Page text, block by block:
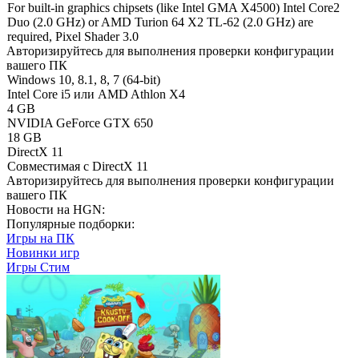
For built-in graphics chipsets (like Intel GMA X4500) Intel Core2
Duo (2.0 GHz) or AMD Turion 64 X2 TL-62 (2.0 GHz) are
required, Pixel Shader 3.0
Авторизируйтесь для выполнения проверки конфигурации
вашего ПК
Windows 10, 8.1, 8, 7 (64-bit)
Intel Core i5 или AMD Athlon X4
4 GB
NVIDIA GeForce GTX 650
18 GB
DirectX 11
Совместимая с DirectX 11
Авторизируйтесь для выполнения проверки конфигурации
вашего ПК
Новости на HGN:
Популярные подборки:
Игры на ПК
Новинки игр
Игры Стим